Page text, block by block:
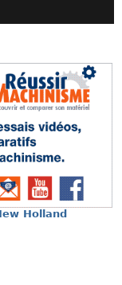
Holland